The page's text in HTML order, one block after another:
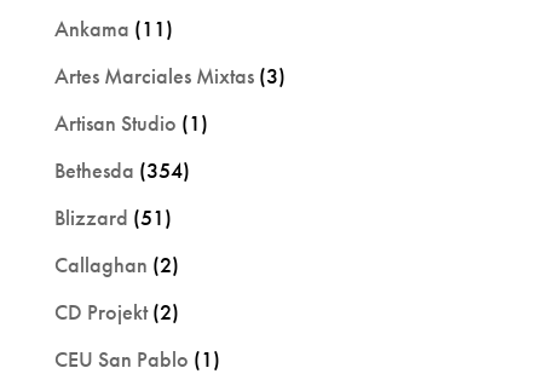
Ankama (11)
Artes Marciales Mixtas(3)
Artisan Studio (1)
Bethesda (354)
Blizzard (51)
Callaghan (2)
CD Projekt(2)
CEU San Pablo (1)